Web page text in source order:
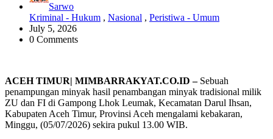
Sarwo
Kriminal - Hukum , Nasional , Peristiwa - Umum
July 5, 2026
0 Comments
ACEH TIMUR| MIMBARRAKYAT.CO.ID – Sebuah
penampungan minyak hasil penambangan minyak tradisional milik
ZU dan FI di Gampong Lhok Leumak, Kecamatan Darul Ihsan,
Kabupaten Aceh Timur, Provinsi Aceh mengalami kebakaran,
Minggu, (05/07/2026) sekira pukul 13.00 WIB.